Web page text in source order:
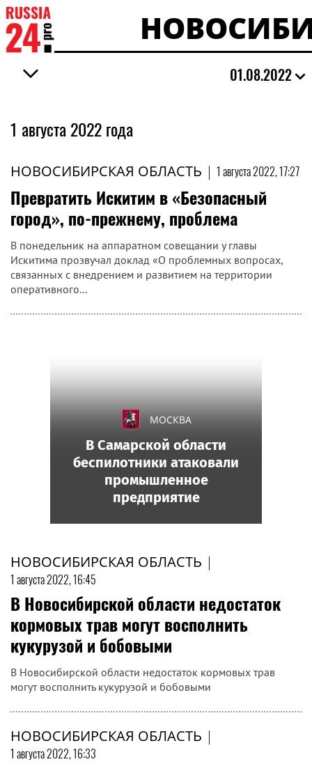
01.08.2022
1 августа 2022 года
НОВОСИБИРСКАЯ ОБЛАСТЬ | 1 августа 2022, 17:27
Превратить Искитим в «Безопасный
город», по-прежнему, проблема
В понедельник на аппаратном совещании у главы
Искитима прозвучал доклад «О проблемных вопросах,
связанных с внедрением и развитием на территории
оперативного...
НОВОСИБИРСКАЯ ОБЛАСТЬ |
1 августа 2022, 16:45
В Новосибирской области недостаток
кормовых трав могут восполнить
кукурузой и бобовыми
В Новосибирской области недостаток кормовых трав
могут восполнить кукурузой и бобовыми
НОВОСИБИРСКАЯ ОБЛАСТЬ |
1 августа 2022, 16:33
МОСКВА
В Самарской области
беспилотники атаковали
промышленное
предприятие